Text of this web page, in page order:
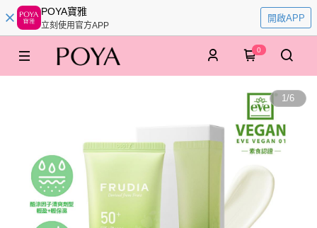
POYA寶雅
立刻使用官方APP
開啟APP
0
1/6